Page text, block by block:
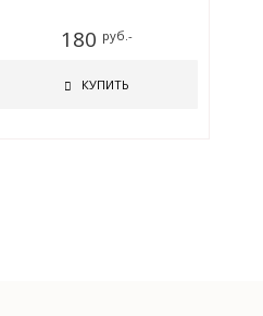
180 руб.-
КУПИТЬ